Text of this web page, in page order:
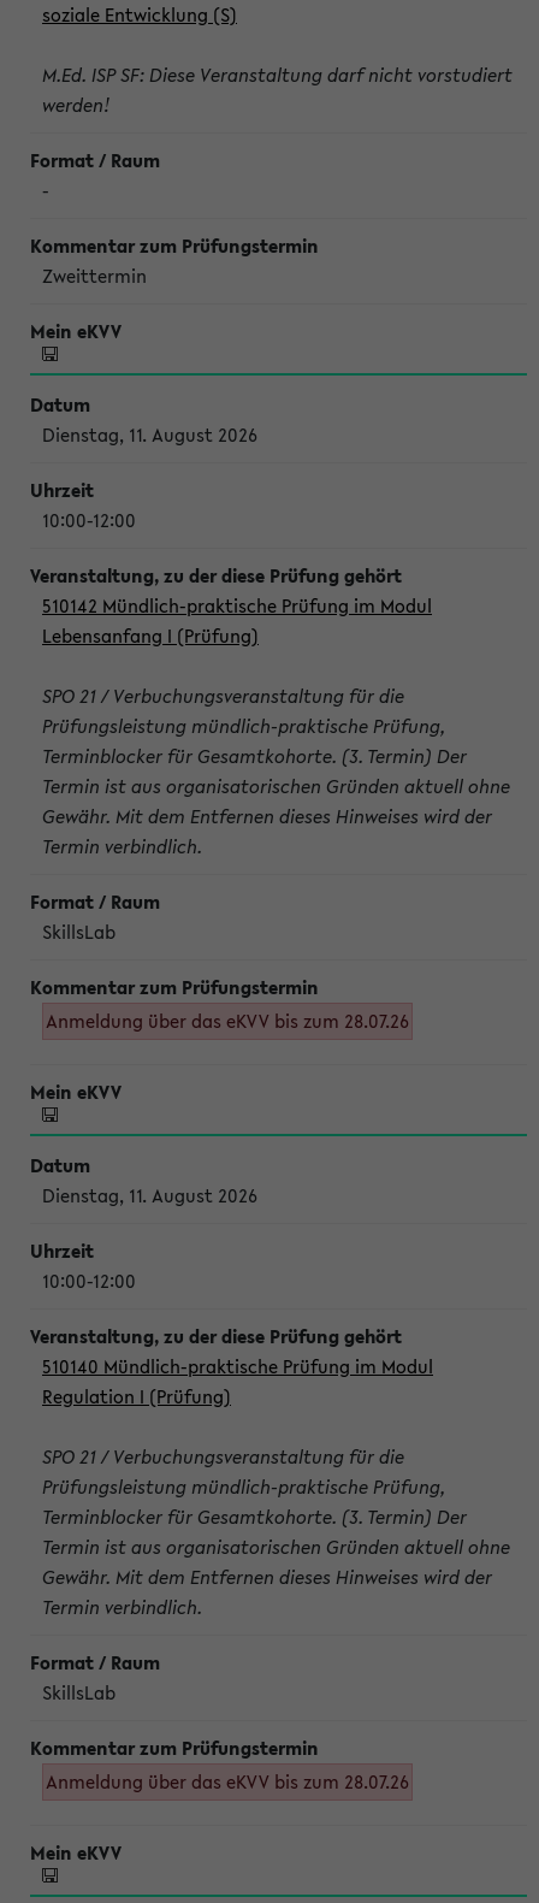
soziale Entwicklung (S)
M.Ed. ISP SF: Diese Veranstaltung darf nicht vorstudiert
werden!
-
Zweittermin
Dienstag, 11. August 2026
10:00-12:00
510142 Mündlich-praktische Prüfung im Modul
Lebensanfang I (Prüfung)
SPO 21 / Verbuchungsveranstaltung für die
Prüfungsleistung mündlich-praktische Prüfung,
Terminblocker für Gesamtkohorte. (3. Termin) Der
Termin ist aus organisatorischen Gründen aktuell ohne
Gewähr. Mit dem Entfernen dieses Hinweises wird der
Termin verbindlich.
SkillsLab
Anmeldung über das eKVV bis zum 28.07.26
Dienstag, 11. August 2026
10:00-12:00
510140 Mündlich-praktische Prüfung im Modul
Regulation I (Prüfung)
SPO 21 / Verbuchungsveranstaltung für die
Prüfungsleistung mündlich-praktische Prüfung,
Terminblocker für Gesamtkohorte. (3. Termin) Der
Termin ist aus organisatorischen Gründen aktuell ohne
Gewähr. Mit dem Entfernen dieses Hinweises wird der
Termin verbindlich.
SkillsLab
Anmeldung über das eKVV bis zum 28.07.26